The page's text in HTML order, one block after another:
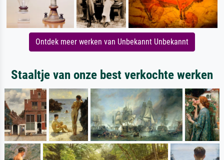
Ontdek meer werken van Unbekannt Unbekannt
Staaltje van onze best verkochte werken